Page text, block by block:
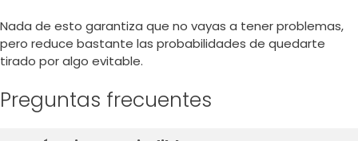
Nada de esto garantiza que no vayas a tener problemas,
pero reduce bastante las probabilidades de quedarte
tirado por algo evitable.
Preguntas frecuentes